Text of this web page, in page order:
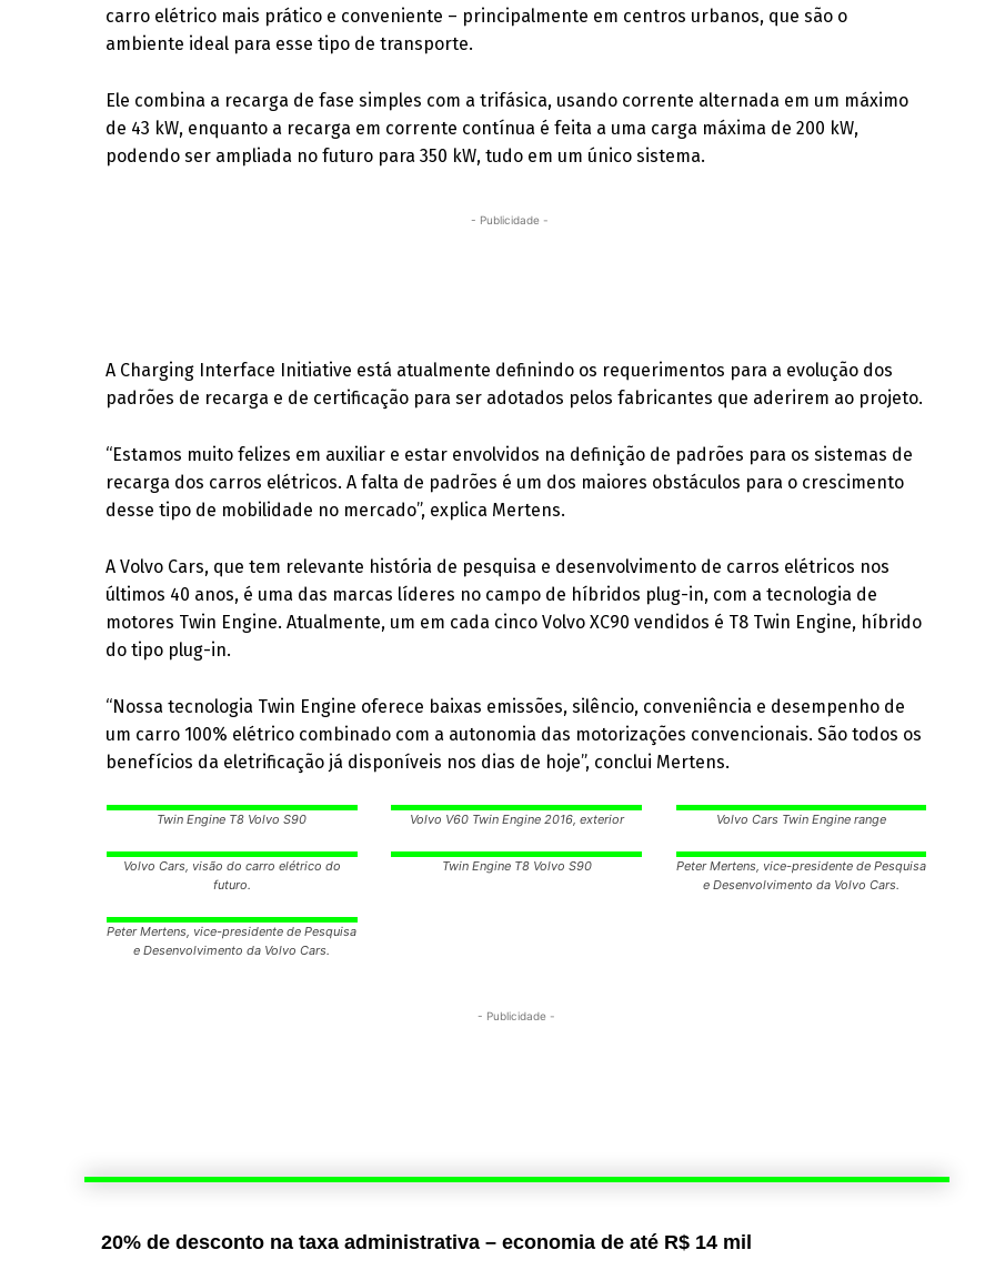
carro elétrico mais prático e conveniente – principalmente em centros urbanos, que são o
ambiente ideal para esse tipo de transporte.
Ele combina a recarga de fase simples com a trifásica, usando corrente alternada em um máximo
de 43 kW, enquanto a recarga em corrente contínua é feita a uma carga máxima de 200 kW,
podendo ser ampliada no futuro para 350 kW, tudo em um único sistema.
- Publicidade -
A Charging Interface Initiative está atualmente definindo os requerimentos para a evolução dos
padrões de recarga e de certificação para ser adotados pelos fabricantes que aderirem ao projeto.
“Estamos muito felizes em auxiliar e estar envolvidos na definição de padrões para os sistemas de
recarga dos carros elétricos. A falta de padrões é um dos maiores obstáculos para o crescimento
desse tipo de mobilidade no mercado”, explica Mertens.
A Volvo Cars, que tem relevante história de pesquisa e desenvolvimento de carros elétricos nos
últimos 40 anos, é uma das marcas líderes no campo de híbridos plug-in, com a tecnologia de
motores Twin Engine. Atualmente, um em cada cinco Volvo XC90 vendidos é T8 Twin Engine, híbrido
do tipo plug-in.
“Nossa tecnologia Twin Engine oferece baixas emissões, silêncio, conveniência e desempenho de
um carro 100% elétrico combinado com a autonomia das motorizações convencionais. São todos os
benefícios da eletrificação já disponíveis nos dias de hoje”, conclui Mertens.
Twin Engine T8 Volvo S90 Volvo V60 Twin Engine 2016, exterior Volvo Cars Twin Engine range
Volvo Cars, visão do carro elétrico do
futuro.
Twin Engine T8 Volvo S90
Peter Mertens, vice-presidente de Pesquisa
e Desenvolvimento da Volvo Cars.
Peter Mertens, vice-presidente de Pesquisa
e Desenvolvimento da Volvo Cars.
- Publicidade -
20% de desconto na taxa administrativa – economia de até R$ 14 mil